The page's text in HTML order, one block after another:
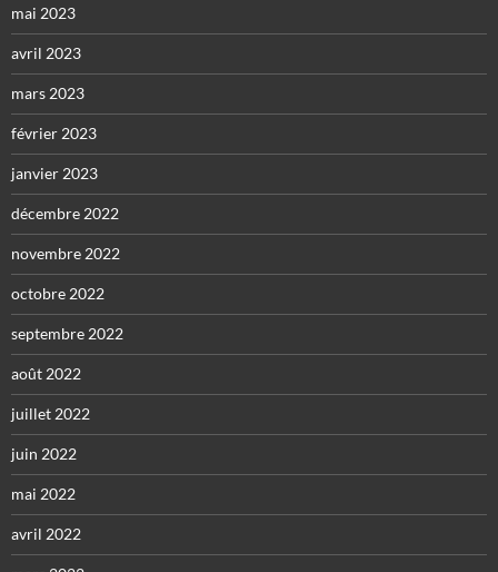
mai 2023
avril 2023
mars 2023
février 2023
janvier 2023
décembre 2022
novembre 2022
octobre 2022
septembre 2022
août 2022
juillet 2022
juin 2022
mai 2022
avril 2022